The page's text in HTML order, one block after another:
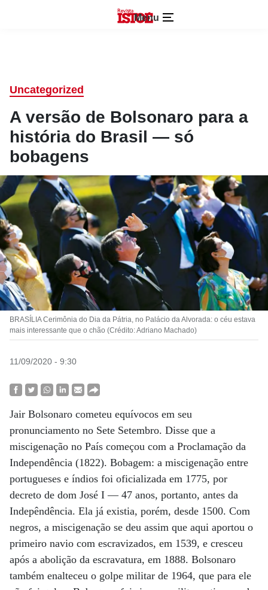
Menu
Uncategorized
A versão de Bolsonaro para a
história do Brasil — só
bobagens
BRASÍLIA Cerimônia do Dia da Pátria, no Palácio da Alvorada: o céu estava
mais interessante que o chão (Crédito: Adriano Machado)
11/09/2020 - 9:30
Jair Bolsonaro cometeu equívocos em seu
pronunciamento no Sete Setembro. Disse que a
miscigenação no País começou com a Proclamação da
Independência (1822). Bobagem: a miscigenação entre
portugueses e índios foi oficializada em 1775, por
decreto de dom José I — 47 anos, portanto, antes da
Indepêndência. Ela já existia, porém, desde 1500. Com
negros, a miscigenação se deu assim que aqui aportou o
primeiro navio com escravizados, em 1539, e cresceu
após a abolição da escravatura, em 1888. Bolsonaro
também enalteceu o golpe militar de 1964, que para ele